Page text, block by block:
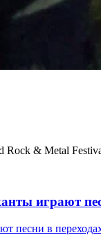
Rock & Metal
играют